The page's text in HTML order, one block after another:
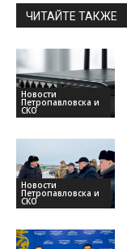
ЧИТАЙТЕ ТАКЖЕ
Новости
Петропавловска и
СКО
Новости
Петропавловска и
СКО